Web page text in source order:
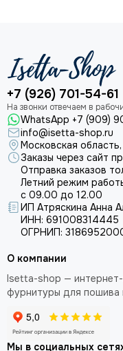
+7 (926) 701-54-61
WhatsApp +7 (909)
info@isetta-shop.ru
Московская
Заказы через сайт
Отправка заказов
Летний режим
с 09.00 до 12.00
ИП Атряскина Анна
ИНН: 691008314445
ОГРНИП:
О компании
Isetta-shop — интернет-
фурнитуры для пошива
Мы в социальных